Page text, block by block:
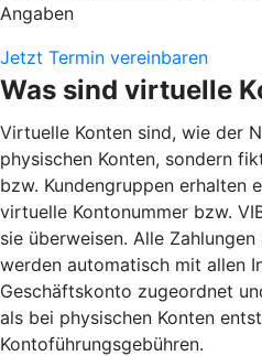
Angaben
Jetzt Termin vereinbaren
Was sind virtuelle
Virtuelle Konten sind, wie der
physischen Konten, sondern
bzw. Kundengruppen erhalten
virtuelle Kontonummer bzw.
sie überweisen. Alle
werden automatisch mit allen
Geschäftskonto zugeordnet
als bei physischen Konten
Kontoführungsgebühren.